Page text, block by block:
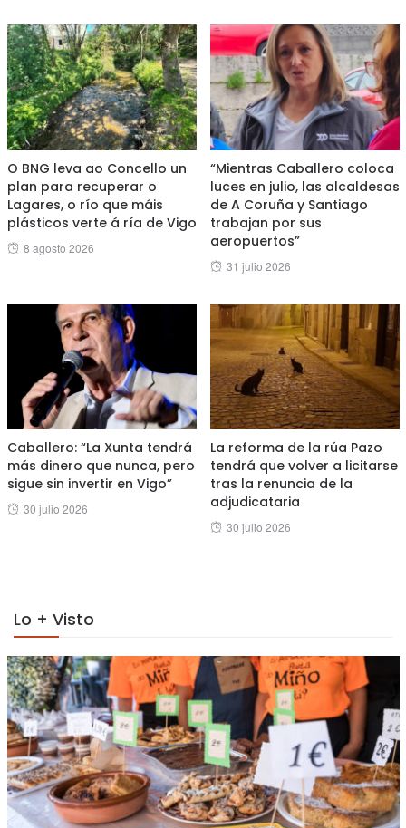
O BNG leva ao Concello un
plan para recuperar o
Lagares, o río que máis
plásticos verte á ría de Vigo
Posted
8 agosto 2026
“Mientras Caballero coloca
luces en julio, las alcaldesas
de A Coruña y Santiago
trabajan por sus
aeropuertos”
Posted
31 julio 2026
Caballero: “La Xunta tendrá
más dinero que nunca, pero
sigue sin invertir en Vigo”
Posted
30 julio 2026
La reforma de la rúa Pazo
tendrá que volver a licitarse
tras la renuncia de la
adjudicataria
Posted
30 julio 2026
Lo + Visto